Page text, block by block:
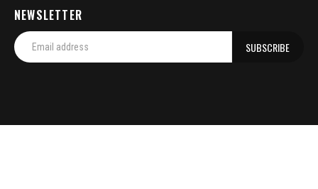
NEWSLETTER